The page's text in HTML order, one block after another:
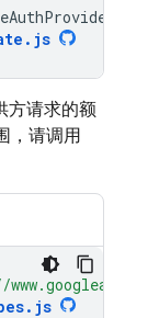
. js
方请求的额
，请调用
. js